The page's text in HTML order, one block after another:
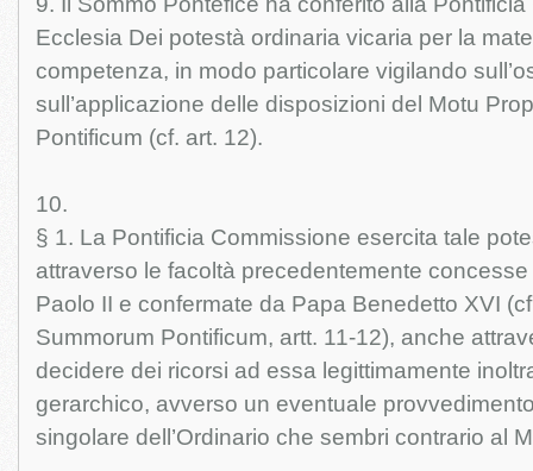
Ecclesia Dei potestà ordinaria vicaria per la
competenza, in modo particolare vigilando
sull’applicazione delle disposizioni del Motu
Pontificum (cf. art. 12).
10.
§ 1. La Pontificia Commissione esercita tale
attraverso le facoltà precedentemente
Paolo II e confermate da Papa Benedetto XVI
Summorum Pontificum, artt. 11-12), anche
decidere dei ricorsi ad essa legittimamente
gerarchico, avverso un eventuale
singolare dell’Ordinario che sembri contrario al